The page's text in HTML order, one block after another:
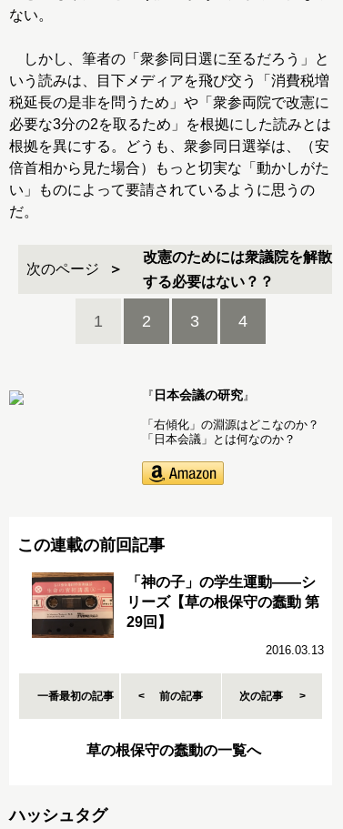
ない。
しかし、筆者の「衆参同日選に至るだろう」と
いう読みは、目下メディアを飛び交う「消費税増
税延長の是非を問うため」や「衆参両院で改憲に
必要な3分の2を取るため」を根拠にした読みとは
根拠を異にする。どうも、衆参同日選挙は、（安
倍首相から見た場合）もっと切実な「動かしがた
い」ものによって要請されているように思うの
だ。
次のページ
改憲のためには衆議院を解散
する必要はない？？
1 2 3 4
『 日本会議の研究』
「右傾化」の淵源はどこなのか？
「日本会議」とは何なのか？
この連載の前回記事
「神の子」の学生運動――シ
リーズ【草の根保守の蠢動 第
29回】
2016.03.13
一番最初の記事 前の記事 次の記事
草の根保守の蠢動の一覧へ
ハッシュタグ